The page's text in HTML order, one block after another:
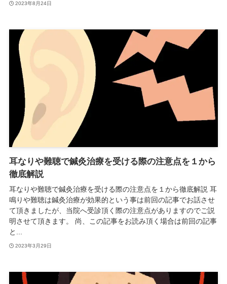
2023年8月24日
耳なりや難聴で鍼灸治療を受ける際の注意点を１から
徹底解説
耳なりや難聴で鍼灸治療を受ける際の注意点を１から徹底解説 耳
鳴りや難聴は鍼灸治療が効果的という事は前回の記事でお話させ
て頂きましたが、当院へ受診頂く際の注意点がありますのでご説
明させて頂きます。 尚、この記事をお読み頂く場合は前回の記事
と...
2023年3月29日